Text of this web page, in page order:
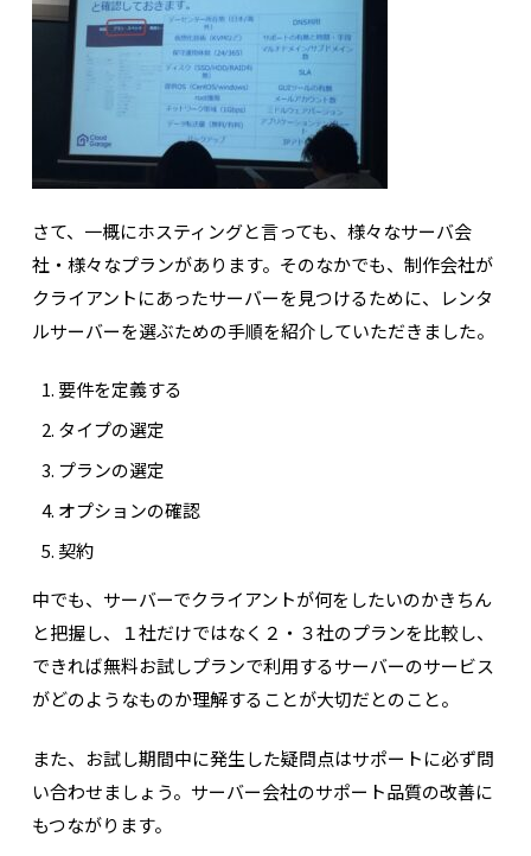
さて、一概にホスティングと言っても、様々なサーバ会
社・様々なプランがあります。そのなかでも、制作会社が
クライアントにあったサーバーを見つけるために、レンタ
ルサーバーを選ぶための手順を紹介していただきました。
要件を定義する
タイプの選定
プランの選定
オプションの確認
契約
中でも、サーバーでクライアントが何をしたいのかきちん
と把握し、１社だけではなく２・３社のプランを比較し、
できれば無料お試しプランで利用するサーバーのサービス
がどのようなものか理解することが大切だとのこと。
また、お試し期間中に発生した疑問点はサポートに必ず問
い合わせましょう。サーバー会社のサポート品質の改善に
もつながります。